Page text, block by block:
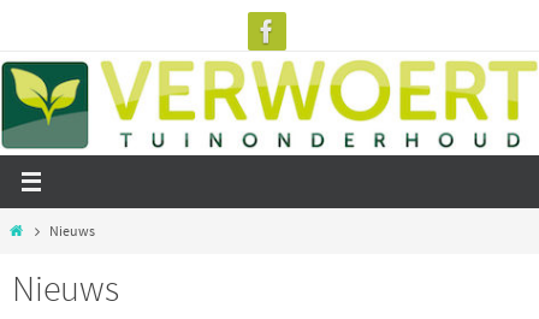
de
inhoud
HomeNieuws
Nieuws